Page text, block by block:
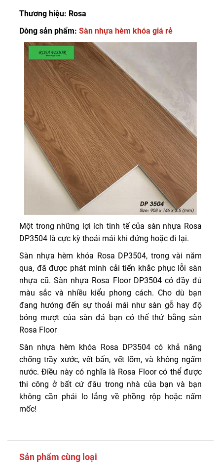
Thương hiệu: Rosa
Dòng sản phẩm: Sàn nhựa hèm khóa giá rẻ
Một trong những lợi ích tinh tế của sàn nhựa Rosa
DP3504 là cực kỳ thoải mái khi đứng hoặc đi lại.
Sàn nhựa hèm khóa Rosa DP3504, trong vài năm
qua, đã được phát minh cải tiến khắc phục lỗi sàn
nhựa cũ. Sàn nhựa Rosa Floor DP3504 có đầy đủ
màu sắc và nhiều kiểu phong cách. Cho dù bạn
đang hướng đến sự thoải mái như sàn gỗ hay độ
bóng mượt của sàn đá bạn có thể thử bằng sàn
Rosa Floor
Sàn nhựa hèm khóa Rosa DP3504 có khả năng
chống trầy xước, vết bẩn, vết lõm, và không ngấm
nước. Điều này có nghĩa là Rosa Floor có thể được
thi công ở bất cứ đâu trong nhà của bạn và bạn
không cần phải lo lắng về phồng rộp hoặc nấm
mốc!
Sản phẩm cùng loại